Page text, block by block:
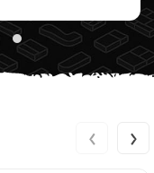
‹ ›